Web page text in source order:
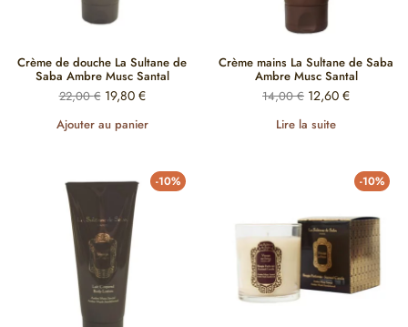
Crème de douche La Sultane de
Saba Ambre Musc Santal
22,00€ 19,80 €
Ajouter au panier
Crème mains La Sultane de Saba
Ambre Musc Santal
14,00€ 12,60 €
Lire la suite
-10% -10%